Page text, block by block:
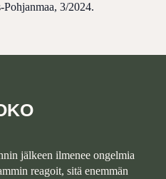
3/2024.
jälkeen ilmenee ongelmia
reagoit, sitä enemmän